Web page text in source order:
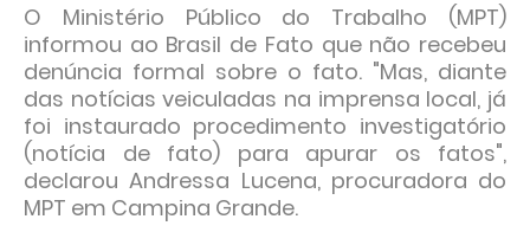
O Ministério Público do Trabalho (MPT)
informou ao Brasil de Fato que não recebeu
denúncia formal sobre o fato. "Mas, diante
das notícias veiculadas na imprensa local, já
foi instaurado procedimento investigatório
(notícia de fato) para apurar os fatos",
declarou Andressa Lucena, procuradora do
MPT em Campina Grande.